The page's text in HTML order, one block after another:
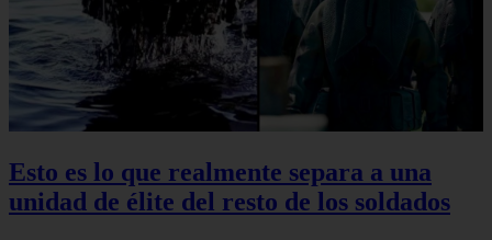
Esto es lo que realmente separa a una
unidad de élite del resto de los soldados